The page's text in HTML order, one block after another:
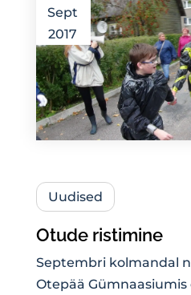
Sept
2017
Uudised
Otude ristimine
Septembri kolmandal
Otepää